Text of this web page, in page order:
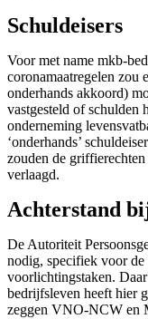
Schuldeisers
Voor met name mkb-
coronamaatregelen zou
onderhands akkoord)
vastgesteld of schulden
onderneming
‘onderhands’
zouden de
verlaagd.
Achterstand
De Autoriteit
nodig, specifiek voor
voorlichtingstaken.
bedrijfsleven heeft hier
zeggen VNO-NCW en